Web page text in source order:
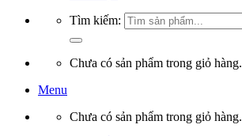
Tìm kiếm:
Chưa có sản phẩm trong giỏ hàng.
Menu
Chưa có sản phẩm trong giỏ hàng.